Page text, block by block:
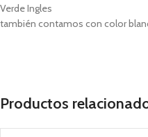
Verde Ingles
también contamos con color
Productos